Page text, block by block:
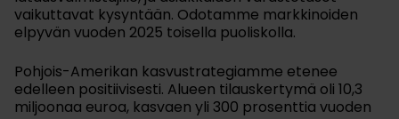
vaikuttavat kysyntään. Odotamme markkinoiden
elpyvän vuoden 2025 toisella puoliskolla.
Pohjois-Amerikan kasvustrategiamme etenee
edelleen positiivisesti. Alueen tilauskertymä oli 10,3
miljoonaa euroa, kasvaen yli 300 prosenttia vuoden